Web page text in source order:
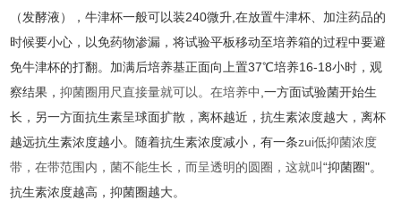
（发酵液），牛津杯一般可以装240微升,在放置牛津杯、加注药品的
时候要小心，以免药物渗漏，将试验平板移动至培养箱的过程中要避
免牛津杯的打翻。加满后培养基正面向上置37℃培养16-18小时，观
察结果，抑菌圈 用尺直接量就可以。在培养中 ,一方面试验菌开始生
长，另一方面抗生素呈球面扩散，离杯越近，抗生素浓度越大，离杯
越远抗生素浓度越小。随着抗生素浓度减小，有一条zui低抑菌浓度
带，在带范围内，菌不能生长，而呈透明的圆圈，这就叫“抑菌圈"。
抗生素浓度越高，抑菌圈越大。